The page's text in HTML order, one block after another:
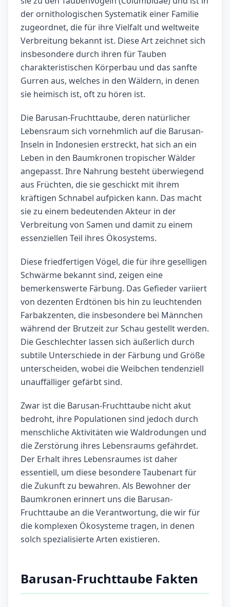
der ornithologischen Systematik einer Familie
zugeordnet, die für ihre Vielfalt und weltweite
Verbreitung bekannt ist. Diese Art zeichnet sich
insbesondere durch ihren für Tauben
charakteristischen Körperbau und das sanfte
Gurren aus, welches in den Wäldern, in denen
sie heimisch ist, oft zu hören ist.
Die Barusan-Fruchttaube, deren natürlicher
Lebensraum sich vornehmlich auf die Barusan-
Inseln in Indonesien erstreckt, hat sich an ein
Leben in den Baumkronen tropischer Wälder
angepasst. Ihre Nahrung besteht überwiegend
aus Früchten, die sie geschickt mit ihrem
kräftigen Schnabel aufpicken kann. Das macht
sie zu einem bedeutenden Akteur in der
Verbreitung von Samen und damit zu einem
essenziellen Teil ihres Ökosystems.
Diese friedfertigen Vögel, die für ihre geselligen
Schwärme bekannt sind, zeigen eine
bemerkenswerte Färbung. Das Gefieder variiert
von dezenten Erdtönen bis hin zu leuchtenden
Farbakzenten, die insbesondere bei Männchen
während der Brutzeit zur Schau gestellt werden.
Die Geschlechter lassen sich äußerlich durch
subtile Unterschiede in der Färbung und Größe
unterscheiden, wobei die Weibchen tendenziell
unauffälliger gefärbt sind.
Zwar ist die Barusan-Fruchttaube nicht akut
bedroht, ihre Populationen sind jedoch durch
menschliche Aktivitäten wie Waldrodungen und
die Zerstörung ihres Lebensraums gefährdet.
Der Erhalt ihres Lebensraumes ist daher
essentiell, um diese besondere Taubenart für
die Zukunft zu bewahren. Als Bewohner der
Baumkronen erinnert uns die Barusan-
Fruchttaube an die Verantwortung, die wir für
die komplexen Ökosysteme tragen, in denen
solch spezialisierte Arten existieren.
Barusan-Fruchttaube Fakten